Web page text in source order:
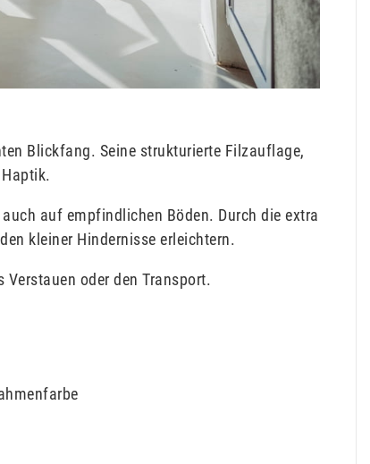
Blickfang. Seine strukturierte Filzauflage,
auf empfindlichen Böden. Durch die extra
kleiner Hindernisse erleichtern.
oder den Transport.